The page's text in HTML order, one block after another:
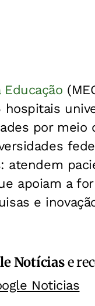
por meio
atendem
apoiam a
e
Notíciase
Noticias